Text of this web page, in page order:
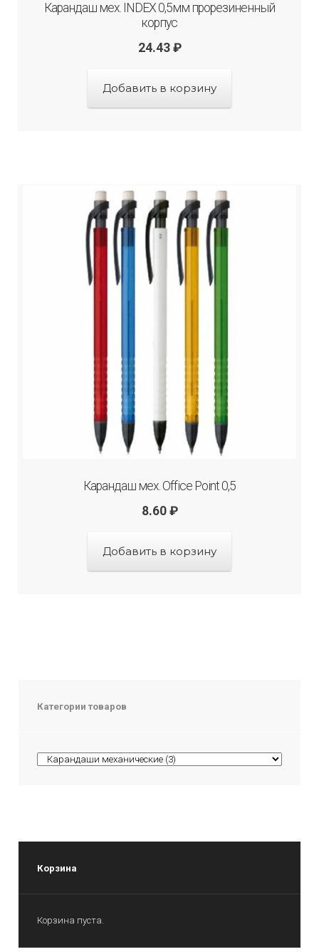
Карандаш мех. INDEX 0,5мм прорезиненный
корпус
24.43 ₽
Добавить в корзину
Карандаш мех. Office Point 0,5
8.60 ₽
Добавить в корзину
Категории товаров
Корзина
Корзина пуста.